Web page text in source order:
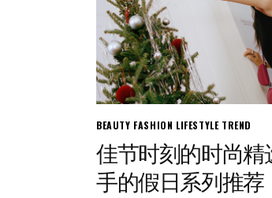
BEAUTY FASHION LIFESTYLE TREND
佳节时刻的时尚精
手的假日系列推荐